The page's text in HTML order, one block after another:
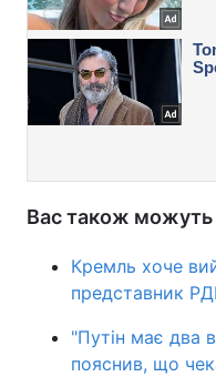
Вас також можуть
Кремль хоче
представник
"Путін має два
пояснив, що